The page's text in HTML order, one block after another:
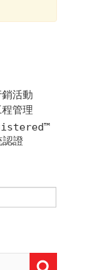
活動
管理
證